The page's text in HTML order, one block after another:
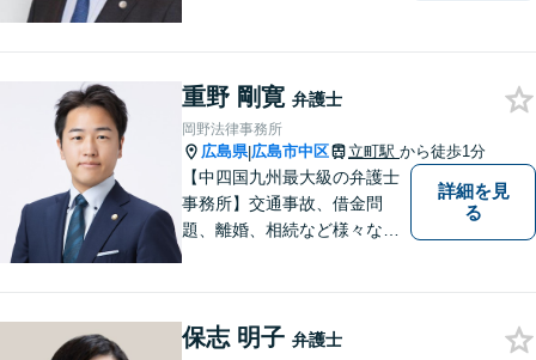
ルなど民事・家事事件全般、
刑事弁護など
重野 剛寛 弁護士
岡野法律事務所
広島県|広島市中区 立町駅 から徒歩1分
【中四国九州最大級の弁護士
事務所】交通事故、借金問
題、離婚、相続など様々な問
い！
詳細を見
る
保志 明子 弁護士